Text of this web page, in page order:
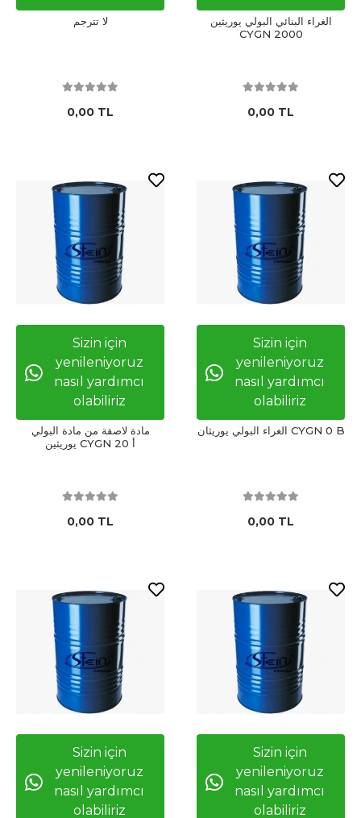
لا تترجم
0,00 TL
الغراء البنائي البولي يوريثين
CYGN 2000
0,00 TL
Sizin için
yenileniyoruz
nasıl yardımcı
olabiliriz
مادة لاصقة من مادة البولي
يوريثين CYGN 20 أ
0,00 TL
Sizin için
yenileniyoruz
nasıl yardımcı
olabiliriz
الغراء البولي يوريثان CYGN 0 B
0,00 TL
Sizin için
yenileniyoruz
nasıl yardımcı
olabiliriz
Sizin için
yenileniyoruz
nasıl yardımcı
olabiliriz